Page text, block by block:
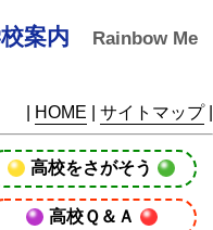
案内
Rainbow Me
HOME サイトマップ|
高校をさがそう
高校Ｑ＆Ａ